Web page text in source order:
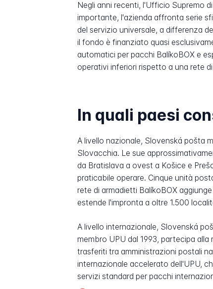
Negli anni recenti, l'Ufficio Supremo
importante, l'azienda affronta serie
del servizio universale, a differenza
il fondo è finanziato quasi
automatici per pacchi BalíkoBOX e
operativi inferiori rispetto a una rete
In quali paesi
A livello nazionale, Slovenská pošta
Slovacchia. Le sue
da Bratislava a ovest a Košice e
praticabile operare. Cinque unità
rete di armadietti BalíkoBOX
estende l'impronta a oltre 1.500
A livello internazionale, Slovenská
membro UPU dal 1993, partecipa
trasferiti tra amministrazioni postali
internazionale accelerato dell'UPU,
servizi standard per pacchi